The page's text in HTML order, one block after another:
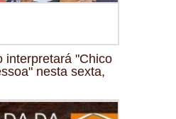
interpretará "Chico
nesta sexta,